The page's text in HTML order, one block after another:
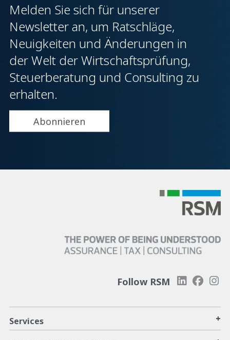
Melden Sie sich für unserer
Newsletter an, um Ratschläge,
Neuigkeiten und Änderungen in
der Welt der Wirtschaftsprüfung,
Steuerberatung und Consulting zu
erhalten.
Abonnieren
Follow RSM
Services +